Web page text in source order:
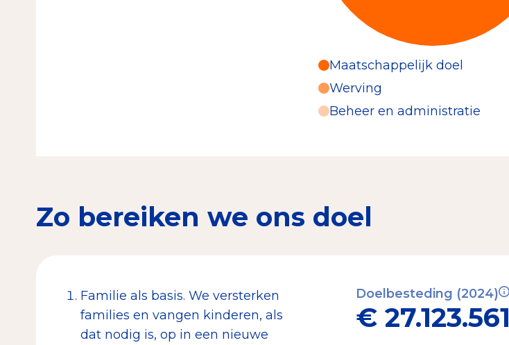
Maatschappelijk doel
Werving
Beheer en administratie
Zo bereiken we ons doel
Doelbesteding (2024)
€ 27.123.561
Familie als basis. We versterken
families en vangen kinderen, als
dat nodig is, op in een nieuwe